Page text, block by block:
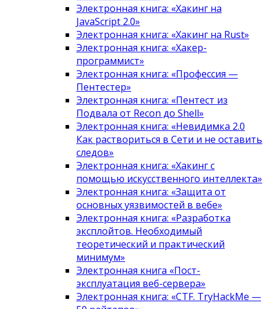
Электронная книга: «Хакинг на
JavaScript 2.0»
Электронная книга: «Хакинг на Rust»
Электронная книга: «Хакер-
программист»
Электронная книга: «Профессия —
Пентестер»
Электронная книга: «Пентест из
Подвала от Recon до Shell»
Электронная книга: «Невидимка 2.0
Как раствориться в Сети и не оставить
следов»
Электронная книга: «Хакинг с
помощью искусственного интеллекта»
Электронная книга: «Защита от
основных уязвимостей в вебе»
Электронная книга: «Разработка
эксплойтов. Необходимый
теоретический и практический
минимум»
Электронная книга «Пост-
эксплуатация веб-сервера»
Электронная книга: «CTF. TryHackMe —